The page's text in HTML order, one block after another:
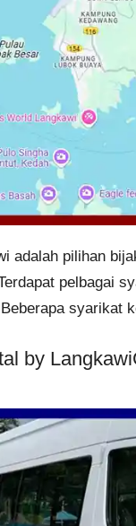
adalah pilihan
pelbagai
syarikat
by